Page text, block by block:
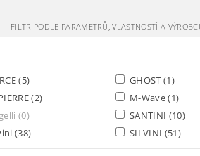
FILTR PODLE PARAMETRŮ, VLASTNOSTÍ A
(5) GHOST(1)
(2) M-Wave(1)
(0) SANTINI (10)
(38) SILVINI (51)